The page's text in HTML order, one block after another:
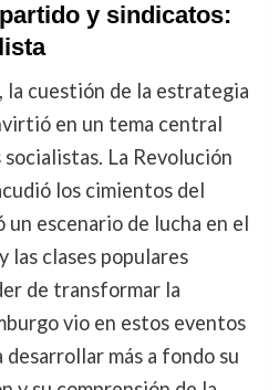
y sindicatos:
la cuestión de la estrategia
en un tema central
La Revolución
los cimientos del
escenario de lucha en el
las clases populares
de transformar la
vio en estos eventos
más a fondo su